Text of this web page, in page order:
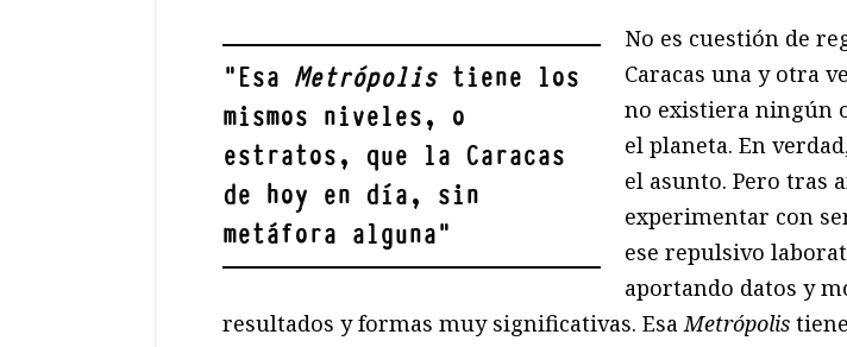
"Esa Metrópolistiene los
mismos niveles, o
estratos, que la Caracas
de hoy en día, sin
metáfora alguna"
No es cuestión de
Caracas una y otra
no existiera ningún
el planeta. En
el asunto. Pero tras
experimentar con
ese repulsivo
aportando datos y
resultados y formas muy significativas. EsaMetrópolis